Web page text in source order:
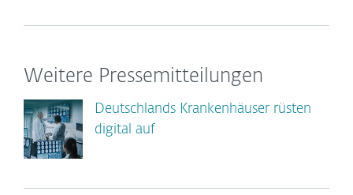
Weitere Pressemitteilungen
Deutschlands Krankenhäuser rüsten
digital auf